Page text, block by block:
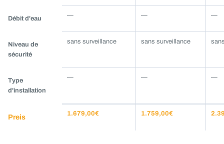
Basique
Débit d'eau — — —
Niveau de
sécurité
sans surveillance sans surveillance
Type
d'installation
— — —
Preis 1.679,00€ 1.759,00€